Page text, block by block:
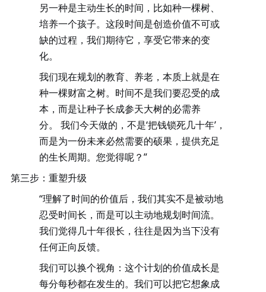
另一种是主动生长的时间 ，比如种一棵树、
培养一个孩子。这段时间是创造价值不可或
缺的过程，我们期待它，享受它带来的变
化。
我们现在规划的教育、养老，本质上就是在
种一棵财富之树。 时间不是我们要忍受的成
本，而是让种子长成参天大树的必需养
分。
我们今天做的，不是‘把钱锁死几十年’，
而是为一份未来必然需要的硕果，提供充足
的生长周期。您觉得呢？”
第三步：重塑升级
“理解了时间的价值后，我们其实不是被动地
忍受时间长，而是可以主动地规划时间流。
我们觉得几十年很长，往往是因为当下没有
任何正向反馈。
我们可以换个视角：这个计划的价值成长是
每分每秒都在发生的。我们可以把它想象成